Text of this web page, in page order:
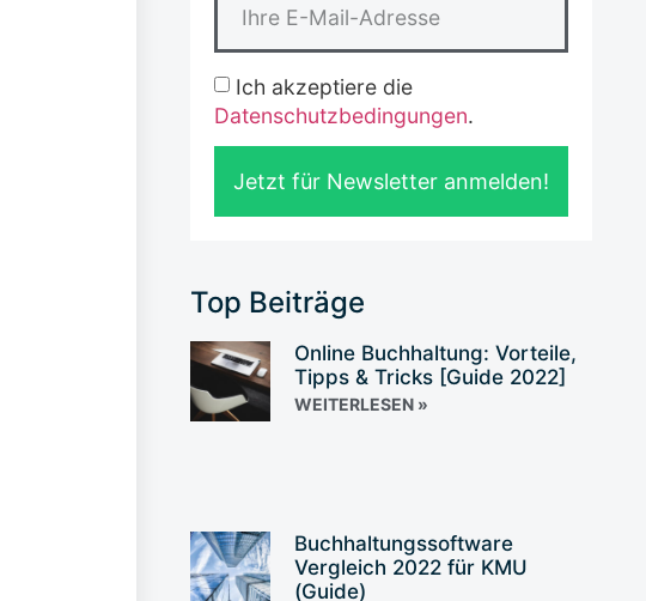
Ich akzeptiere die
Datenschutzbedingungen.
Jetzt für Newsletter anmelden!
Top Beiträge
Online Buchhaltung: Vorteile,
Tipps & Tricks [Guide 2022]
WEITERLESEN »
Buchhaltungssoftware
Vergleich 2022 für KMU
(Guide)